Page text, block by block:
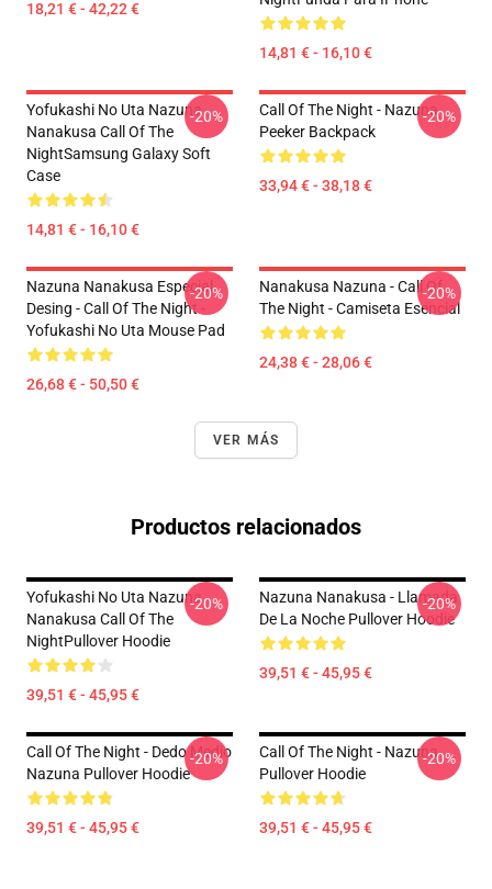
18,21 € - 42,22 €
14,81 € - 16,10 €
Yofukashi No Uta Nazuna
Nanakusa Call Of The
NightSamsung Galaxy Soft
Case
14,81 € - 16,10 €
-20%
Call Of The Night - Nazuna
Peeker Backpack
33,94 € - 38,18 €
-20%
Nazuna Nanakusa Especial
Desing - Call Of The Night -
Yofukashi No Uta Mouse Pad
26,68 € - 50,50 €
-20%
Nanakusa Nazuna - Call Of
The Night - Camiseta Esencial
24,38 € - 28,06 €
-20%
VER MÁS
Productos relacionados
Yofukashi No Uta Nazuna
Nanakusa Call Of The
NightPullover Hoodie
39,51 € - 45,95 €
-20%
Nazuna Nanakusa - Llamada
De La Noche Pullover Hoodie
39,51 € - 45,95 €
-20%
Call Of The Night - Dedo Medio
Nazuna Pullover Hoodie
39,51 € - 45,95 €
-20%
Call Of The Night - Nazuna
Pullover Hoodie
39,51 € - 45,95 €
-20%